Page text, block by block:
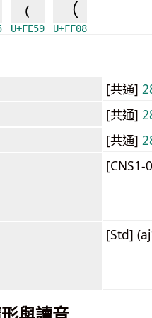
﹙
U+FE59
（
U+FF08
[共通]
[共通]
[共通]
[CNS1-
[Std]